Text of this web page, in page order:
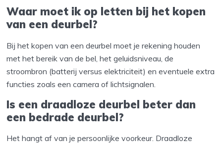
Waar moet ik op letten bij het kopen
van een deurbel?
Bij het kopen van een deurbel moet je rekening houden
met het bereik van de bel, het geluidsniveau, de
stroombron (batterij versus elektriciteit) en eventuele extra
functies zoals een camera of lichtsignalen.
Is een draadloze deurbel beter dan
een bedrade deurbel?
Het hangt af van je persoonlijke voorkeur. Draadloze